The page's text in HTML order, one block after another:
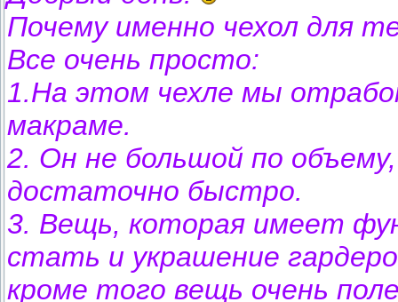
Почему именно чехол для
Все очень просто:
1.На этом чехле мы
макраме.
2. Он не большой по
достаточно быстро.
3. Вещь, которая имеет
стать и украшение
кроме того вещь очень